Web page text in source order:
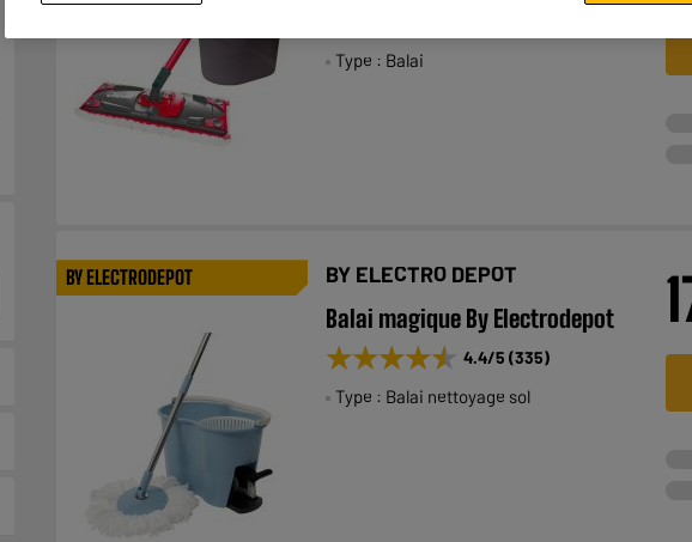
Type : Balai
BY ELECTRODEPOT BY ELECTRO DEPOT
Balai magique By Electrodepot
★★★★★
★★★★★ 4.4/5 (335)
Type : Balai nettoyage sol